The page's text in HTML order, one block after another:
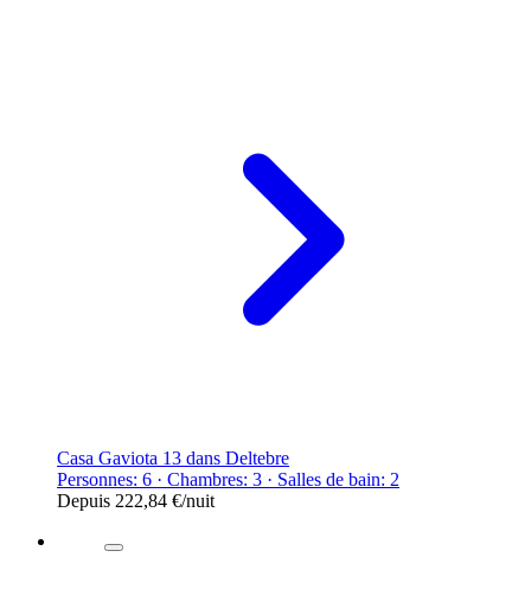
Casa Gaviota 13 dans Deltebre
Personnes: 6 · Chambres: 3 · Salles de bain: 2
Depuis 222,84 €/nuit